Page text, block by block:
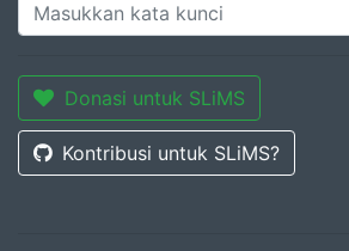
Donasi untuk SLiMS
Kontribusi untuk SLiMS?